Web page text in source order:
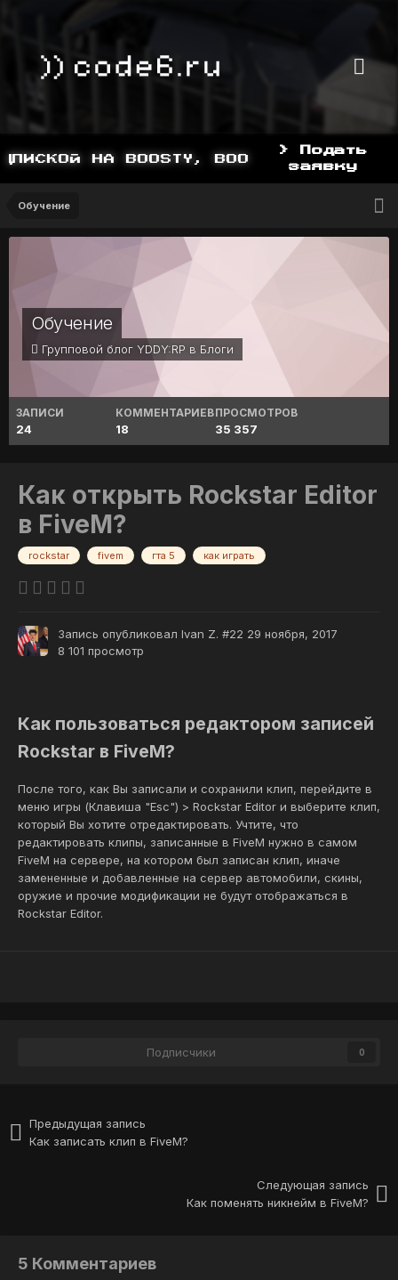
НА BOOSTY, BOOSTY.TO/YDDY
> Подать
заявку
Обучение
Обучение
Групповой блог YDDY:RP в Блоги
ЗАПИСИ
24
КОММЕНТАРИЕВ
18
ПРОСМОТРОВ
35 357
Как открыть Rockstar Editor
в FiveM?
rockstar fivem гта 5 как играть
Запись опубликовал Ivan Z. #22 29 ноября, 2017
8 101 просмотр
Как пользоваться редактором записей
Rockstar в FiveM?
После того, как Вы записали и сохранили клип, перейдите в
меню игры (Клавиша "Esc") > Rockstar Editor и выберите клип,
который Вы хотите отредактировать. Учтите, что
редактировать клипы, записанные в FiveM нужно в самом
FiveM на сервере, на котором был записан клип, иначе
замененные и добавленные на сервер автомобили, скины,
оружие и прочие модификации не будут отображаться в
Rockstar Editor.
Подписчики 0
Предыдущая запись
Как записать клип в FiveM?
Следующая запись
Как поменять никнейм в FiveM?
5 Комментариев